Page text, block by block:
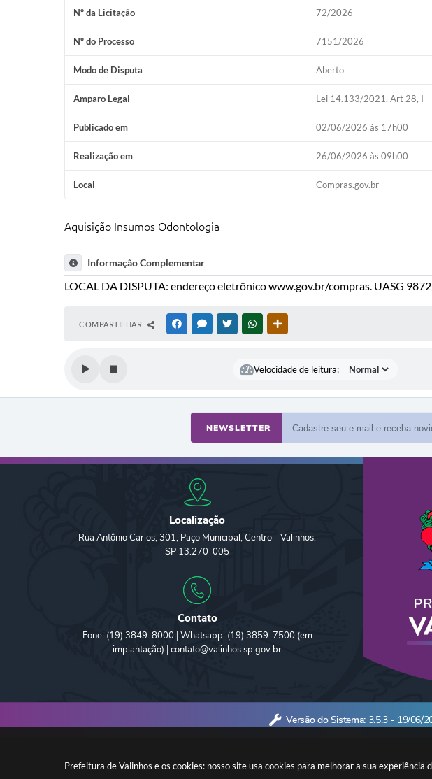
Prefeitura de Valinhos e os cookies: nosso site usa cookies para melhorar a sua experiência
Nº da Licitação 72/2026
Nº do Processo 7151/2026
Modo de Disputa Aberto
Amparo Legal Lei 14.133/2021, Art 28, I
Publicado em 02/06/2026 às 17h00
Realização em 26/06/2026 às 09h00
Local Compras.gov.br
Aquisição Insumos Odontologia
Informação Complementar
LOCAL DA DISPUTA: endereço eletrônico www.gov.br/compras. UASG
COMPARTILHAR FACEBOOKMESSENGER
TWITTERWHATSAPP
Velocidade de leitura:
NEWSLETTER
Localização
Rua Antônio Carlos, 301, Paço Municipal, Centro - Valinhos,
SP 13.270-005
Contato
Fone: (19) 3849-8000 | Whatsapp: (19) 3859-7500 (em
implantação) | contato@valinhos.sp.gov.br
Versão do Sistema: 3.5.3 - 19/06/
© Copyright Instar - 2006-